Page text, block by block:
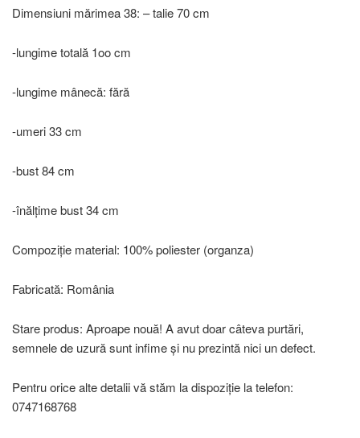
Dimensiuni mărimea 38: – talie 70 cm
-lungime totală 1oo cm
-lungime mânecă: fără
-umeri 33 cm
-bust 84 cm
-înălțime bust 34 cm
Compoziție material: 100% poliester (organza)
Fabricată: România
Stare produs: Aproape nouă! A avut doar câteva purtări,
semnele de uzură sunt infime și nu prezintă nici un defect.
Pentru orice alte detalii vă stăm la dispoziție la telefon:
0747168768